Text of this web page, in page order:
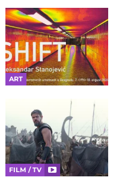
ART
FILM / TV